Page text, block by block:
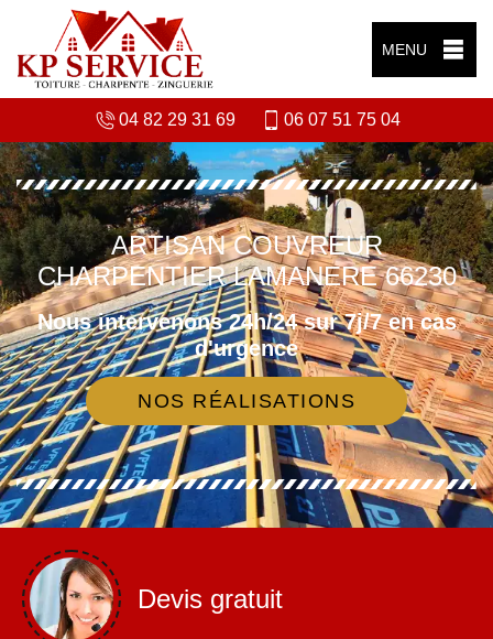
MENU
04 82 29 31 69 06 07 51 75 04
ARTISAN COUVREUR
CHARPENTIER LAMANERE 66230
Nous intervenons 24h/24 sur 7j/7 en cas
d'urgence
NOS RÉALISATIONS
Devis gratuit